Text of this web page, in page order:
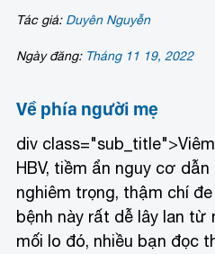
Tác giả: Duyên Nguyễn
Ngày đăng: Tháng 11 19, 2022
Về phía người mẹ
div
HBV, tiềm ẩn nguy cơ
nghiêm trọng, thậm chí
bệnh này rất dễ lây lan
mối lo đó, nhiều bạn đọc